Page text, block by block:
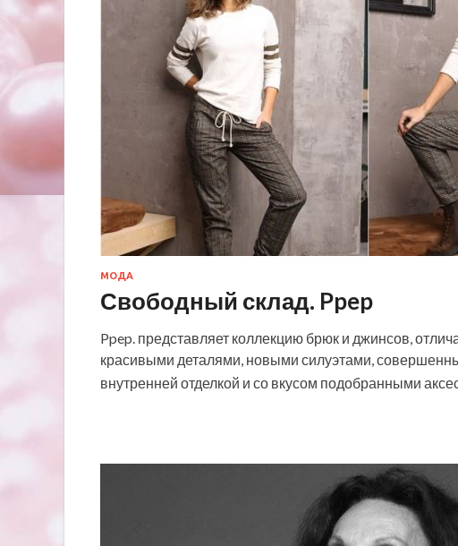
МОДА
Свободный склад. Ppep
Ppep. представляет коллекцию брюк и джинсов,
красивыми деталями, новыми силуэтами,
внутренней отделкой и со вкусом подобранными